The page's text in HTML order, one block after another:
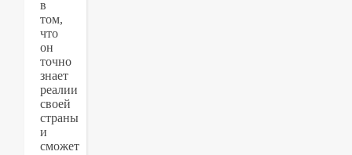
в
том,
что
он
точно
знает
реалии
своей
страны
и
сможет